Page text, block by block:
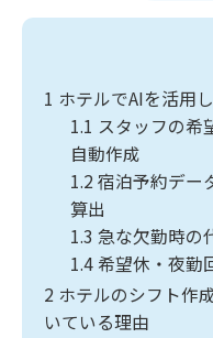
1 ホテルでAIを活用
1.1 スタッフの希
自動作成
1.2宿泊予約デー
算出
1.3 急な欠勤時の
1.4希望休・夜勤
2 ホテルのシフト作
いている理由